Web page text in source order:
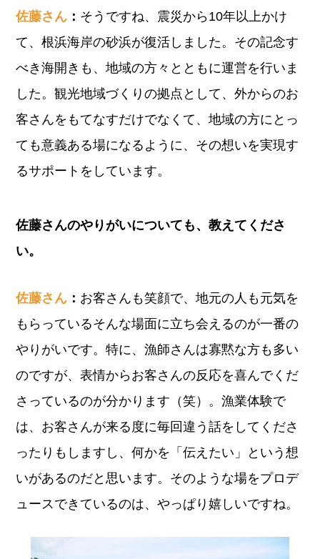
佐藤さん ： そうですね、震災から10年以上かけ
て、根浜海岸の砂浜が復活しました。その記念す
べき海開きも、地域の方々とともに運営を行いま
した。観光地域づくりの拠点として、外からのお
客さんをもてなすだけでなくて、地域の方にとっ
ても意義ある場になるように、その想いを実現す
るサポートをしています。
佐藤さんのやりがいについても、教えてくださ
い。
佐藤さん ： お客さんも笑顔で、地元の人も元気を
もらっているそんな場面に立ち会えるのが一番の
やりがいです。特に、漁師さんは寡黙な方も多い
のですが、表情からお客さんの反応を喜んでくだ
さっているのが分かります（笑）。漁業体験で
は、お客さんが来る度に毎回違う話をしてくださ
ったりもしますし、何かを「伝えたい」という想
いがあるのだと思います。そのような場をプロデ
ュースできているのは、やっぱり嬉しいですね。